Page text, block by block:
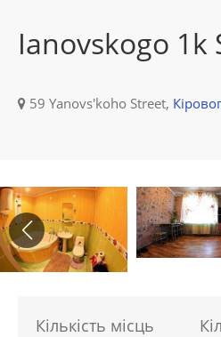
Ianovskogo 1k
59 Yanovs'koho Street,
Кількість місць